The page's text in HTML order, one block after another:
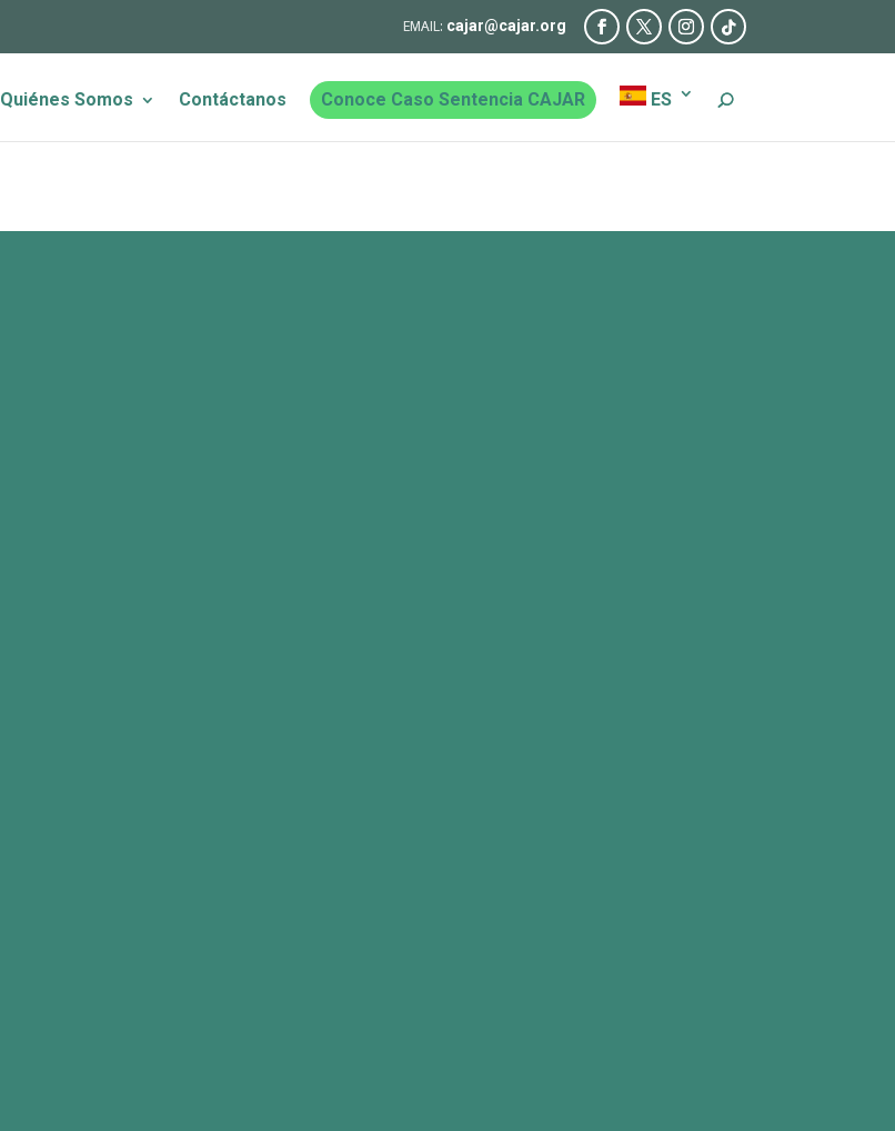
cajar@cajar.org
Quiénes Somos Contáctanos Conoce Caso Sentencia CAJAR ES